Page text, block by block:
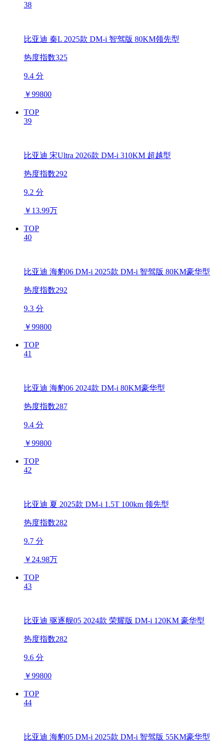
38
比亚迪 秦L 2025款 DM-i 智驾版 80KM领先型
热度指数325
9.4 分
￥99800
TOP
39
比亚迪 宋Ultra 2026款 DM-i 310KM 超越型
热度指数292
9.2 分
￥ 13.99万
TOP
40
比亚迪 海豹06 DM-i 2025款 DM-i 智驾版 80KM豪华型
热度指数292
9.3 分
￥99800
TOP
41
比亚迪 海豹06 2024款 DM-i 80KM豪华型
热度指数287
9.4 分
￥99800
TOP
42
比亚迪 夏 2025款 DM-i 1.5T 100km 领先型
热度指数282
9.7 分
￥ 24.98万
TOP
43
比亚迪 驱逐舰05 2024款 荣耀版 DM-i 120KM 豪华型
热度指数282
9.6 分
￥99800
TOP
44
比亚迪 海豹05 DM-i 2025款 DM-i 智驾版 55KM豪华型